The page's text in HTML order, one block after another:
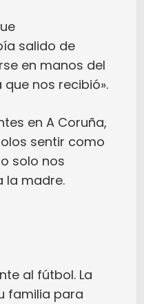
salido de
en manos del
nos recibió».
en A Coruña,
sentir como
solo nos
la madre.
al fútbol. La
familia para